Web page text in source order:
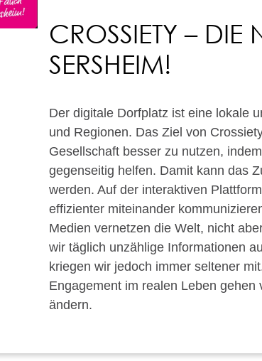
CROSSIETY – DIE
SERSHEIM!
Der digitale Dorfplatz ist eine lokale
und Regionen. Das Ziel von
Gesellschaft besser zu nutzen,
gegenseitig helfen. Damit kann das
werden. Auf der interaktiven
effizienter miteinander
Medien vernetzen die Welt, nicht
wir täglich unzählige Informationen
kriegen wir jedoch immer seltener
Engagement im realen Leben
ändern.